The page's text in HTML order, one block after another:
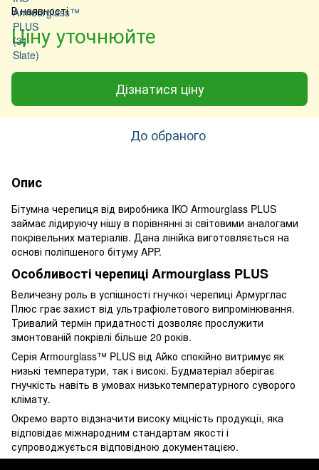
В наявності
Ціну уточнюйте
Дізнатися ціну
До обраного
Опис
Бітумна черепиця від виробника IKO Armourglass PLUS
займає лідируючу нішу в порівнянні зі світовими аналогами
покрівельних матеріалів. Дана лінійка виготовляється на
основі поліпшеного бітуму APP.
Особливості черепиці Armourglass PLUS
Величезну роль в успішності гнучкої черепиці Армурглас
Плюс грає захист від ультрафіолетового випромінювання.
Тривалий термін придатності дозволяє прослужити
змонтованій покрівлі більше 20 років.
Серія Armourglass™ PLUS від Айко спокійно витримує як
низькі температури, так і високі. Будматеріал зберігає
гнучкість навіть в умовах низькотемпературного суворого
клімату.
Окремо варто відзначити високу міцність продукції, яка
відповідає міжнародним стандартам якості і
супроводжується відповідною документацією.